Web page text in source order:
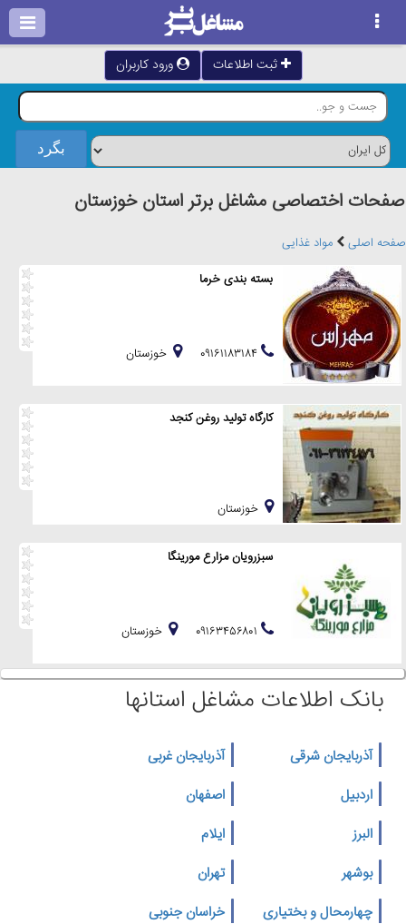
ثبت اطلاعات ورود کاربران
صفحات اختصاصی مشاغل برتر استان خوزستان
صفحه اصلی
مواد غذایی
بسته بندی خرما
خوزستان
کارگاه تولید روغن کنجد
خوزستان
سبزرویان مزارع مورینگا
خوزستان
بانک اطلاعات مشاغل استانها
آذربایجان شرقی
آذربایجان غربی
اردبیل
اصفهان
البرز
ایلام
بوشهر
تهران
چهارمحال و بختیاری
خراسان جنوبی